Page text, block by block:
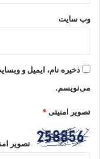
وب‌ سایت
ذخیره نام، ایمیل و
می‌نویسم.
تصویر امنیتی*
تصویر